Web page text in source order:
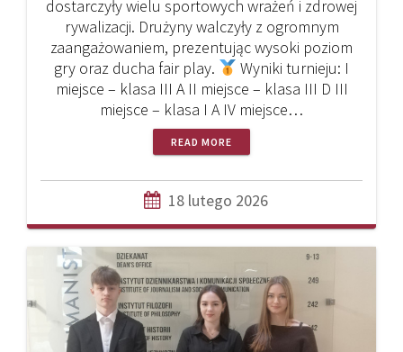
dostarczyły wielu sportowych wrażeń i zdrowej
rywalizacji. Drużyny walczyły z ogromnym
zaangażowaniem, prezentując wysoki poziom
gry oraz ducha fair play.
Wyniki turnieju: I
miejsce – klasa III A II miejsce – klasa III D III
miejsce – klasa I A IV miejsce…
READ MORE
18 lutego 2026